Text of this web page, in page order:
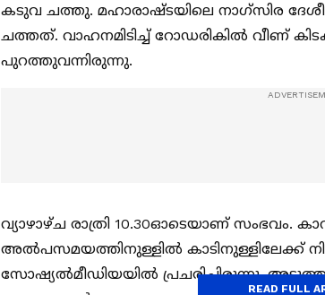
കടുവ ചത്തു. മഹാരാഷ്ടയിലെ നാഗ്‌സിര
ചത്തത്. വാഹനമിടിച്ച് റോഡരികില്‍ വീണ്
പുറത്തുവന്നിരുന്നു.
വ്യാഴാഴ്ച രാത്രി 10.30ഓടെയാണ് സംഭവം.
അല്‍പസമയത്തിനുള്ളില്‍ കാടിനുള്ളിലേക്ക്
സോഷ്യല്‍മീഡിയയില്‍ പ്രചരിച്ചിരുന്നു.
READ FULL